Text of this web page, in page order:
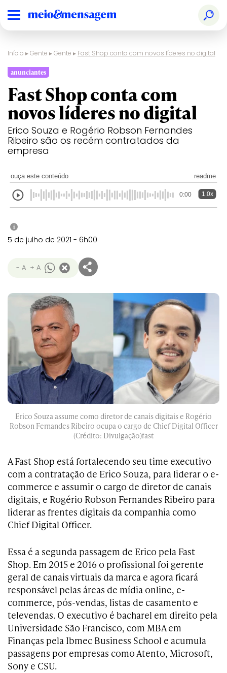
Início ▸Gente ▸Gente ▸ Fast Shop conta com novos líderes no digital
anunciantes
Fast Shop conta com
novos líderes no digital
Erico Souza e Rogério Robson Fernandes
Ribeiro são os recém contratados da
empresa
ouça este conteúdo readme
0:00 1.0x
i
5 de julho de 2021 - 6h00
- A + A
Erico Souza assume como diretor de canais digitais e Rogério
Robson Fernandes Ribeiro ocupa o cargo de Chief Digital Officer
(Crédito: Divulgação)fast
A Fast Shop está fortalecendo seu time executivo
com a contratação de Erico Souza, para liderar o e-
commerce e assumir o cargo de diretor de canais
digitais, e Rogério Robson Fernandes Ribeiro para
liderar as frentes digitais da companhia como
Chief Digital Officer.
Essa é a segunda passagem de Erico pela Fast
Shop. Em 2015 e 2016 o profissional foi gerente
geral de canais virtuais da marca e agora ficará
responsável pelas áreas de mídia online, e-
commerce, pós-vendas, listas de casamento e
televendas. O executivo é bacharel em direito pela
Universidade São Francisco, com MBA em
Finanças pela Ibmec Business School e acumula
passagens por empresas como Atento, Microsoft,
Sony e CSU.